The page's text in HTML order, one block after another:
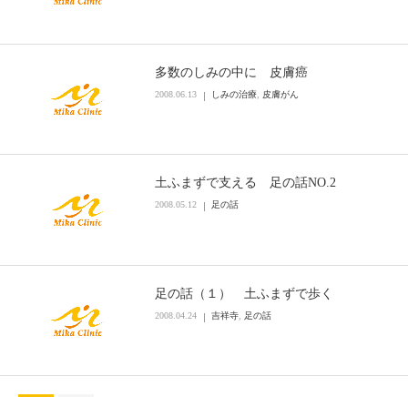
多数のしみの中に 皮膚癌
2008.06.13 しみの治療 皮膚がん
土ふまずで支える 足の話NO.2
2008.05.12 足の話
足の話（１） 土ふまずで歩く
2008.04.24 吉祥寺 足の話